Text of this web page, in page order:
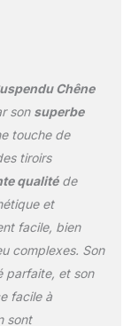
Chêne
son superbe
touche de
tiroirs
qualitéde
et
facile, bien
complexes. Son
parfaite, et son
facile à
sont